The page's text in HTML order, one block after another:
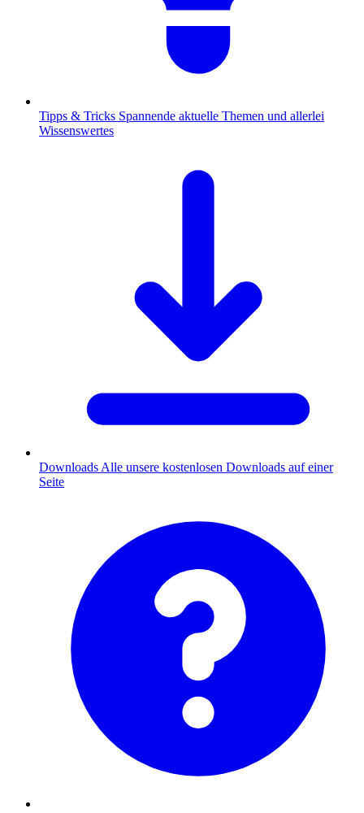
Tipps & Tricks Spannende aktuelle Themen und allerlei
Wissenswertes
Downloads Alle unsere kostenlosen Downloads auf einer
Seite